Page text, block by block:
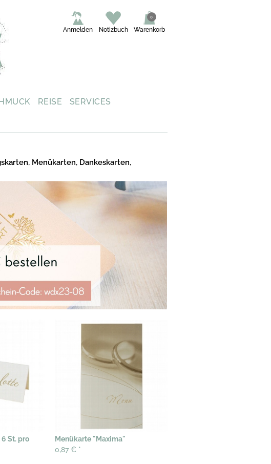
Warenkorb
0
Notizbuch
Anmelden
REISE SERVICES
Menükarten, Dankeskarten,
St. pro
Menükarte "Maxima"
0,87 € *